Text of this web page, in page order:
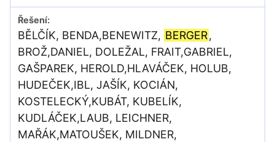
BĚLČÍK, BENDA,BENEWITZ, BERGER,
BROŽ,DANIEL, DOLEŽAL, FRAIT,GABRIEL,
GAŠPAREK, HEROLD,HLAVÁČEK, HOLUB,
HUDEČEK,IBL, JAŠÍK, KOCIÁN,
KOSTELECKÝ,KUBÁT, KUBELÍK,
KUDLÁČEK,LAUB, LEICHNER,
MAŘÁK,MATOUŠEK, MILDNER,